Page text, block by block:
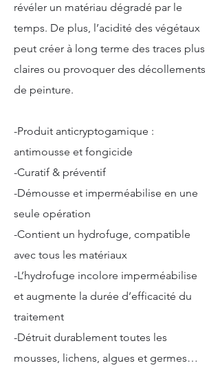
révéler un matériau dégradé par le
temps. De plus, l’acidité des végétaux
peut créer à long terme des traces plus
claires ou provoquer des décollements
de peinture.
​-Produit anticryptogamique :
antimousse et fongicide
-Curatif & préventif
-Démousse et imperméabilise en une
seule opération
-Contient un hydrofuge, compatible
avec tous les matériaux
-L’hydrofuge incolore imperméabilise
et augmente la durée d’efficacité du
traitement
-Détruit durablement toutes les
mousses, lichens, algues et germes…